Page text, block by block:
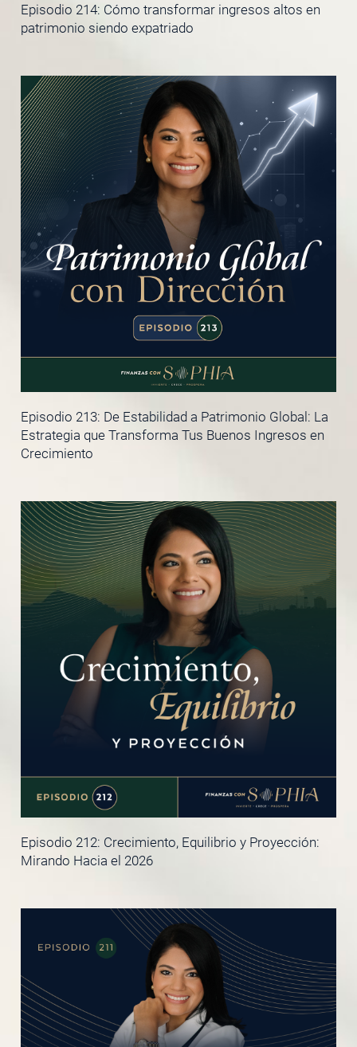
Episodio 214: Cómo transformar ingresos altos en
patrimonio siendo expatriado
Episodio 213: De Estabilidad a Patrimonio Global: La
Estrategia que Transforma Tus Buenos Ingresos en
Crecimiento
Episodio 212: Crecimiento, Equilibrio y Proyección:
Mirando Hacia el 2026